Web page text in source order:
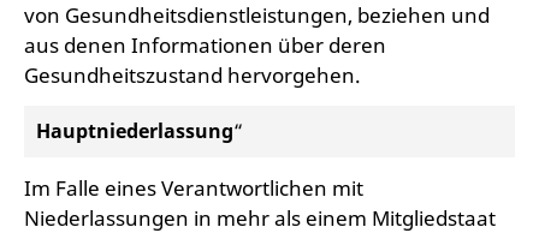
von Gesundheitsdienstleistungen, beziehen und
aus denen Informationen über deren
Gesundheitszustand hervorgehen.
Hauptniederlassung“
Im Falle eines Verantwortlichen mit
Niederlassungen in mehr als einem Mitgliedstaat